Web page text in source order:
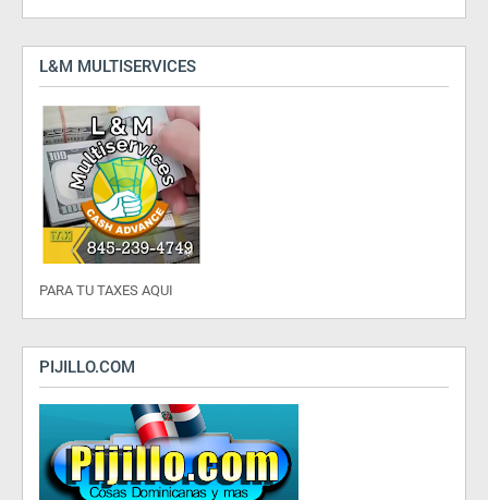
L&M MULTISERVICES
PARA TU TAXES AQUI
PIJILLO.COM